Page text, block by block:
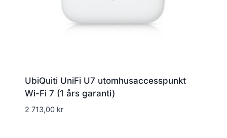
UbiQuiti UniFi U7 utomhusaccesspunkt
Wi-Fi 7 (1 års garanti)
2 713,00 kr